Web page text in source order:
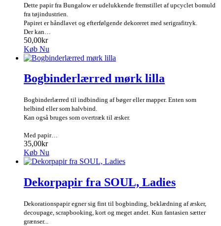
Dette papir fra Bungalow er udelukkende fremstillet af upcyclet bomuld
fra tøjindustrien.
Papiret er håndlavet og efterfølgende dekoreret med serigrafitryk.
Der kan…
50,00kr
Køb Nu
Bogbinderlærred mørk lilla
Bogbinderlærred til indbinding af bøger eller mapper. Enten som
helbind eller som halvbind.
Kan også bruges som overtræk til æsker.
Med papir…
35,00kr
Køb Nu
Dekorpapir fra SOUL, Ladies
Dekorationspapir egner sig fint til bogbinding, beklædning af æsker,
decoupage, scrapbooking, kort og meget andet. Kun fantasien sætter
grænser...